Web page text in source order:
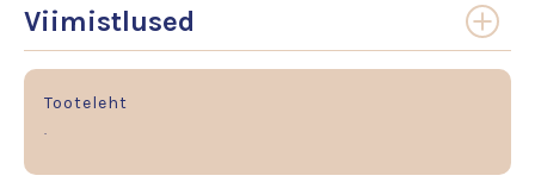
Viimistlused
Tooteleht
.